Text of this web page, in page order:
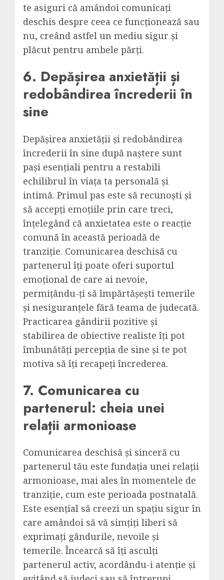
te asiguri că amândoi comunicați
deschis despre ceea ce funcționează sau
nu, creând astfel un mediu sigur și
plăcut pentru ambele părți.
6. Depășirea anxietății și
redobândirea încrederii în
sine
Depășirea anxietății și redobândirea
încrederii în sine după naștere sunt
pași esențiali pentru a restabili
echilibrul în viața ta personală și
intimă. Primul pas este să recunoști și
să accepți emoțiile prin care treci,
înțelegând că anxietatea este o reacție
comună în această perioadă de
tranziție. Comunicarea deschisă cu
partenerul îți poate oferi suportul
emoțional de care ai nevoie,
permițându-ți să împărtășești temerile
și nesiguranțele fără teama de judecată.
Practicarea gândirii pozitive și
stabilirea de obiective realiste îți pot
îmbunătăți percepția de sine și te pot
motiva să îți recapeți încrederea.
7. Comunicarea cu
partenerul: cheia unei
relații armonioase
Comunicarea deschisă și sinceră cu
partenerul tău este fundația unei relații
armonioase, mai ales în momentele de
tranziție, cum este perioada postnatală.
Este esențial să creezi un spațiu sigur în
care amândoi să vă simțiți liberi să
exprimați gândurile, nevoile și
temerile. Încearcă să îți asculți
partenerul activ, acordându-i atenție și